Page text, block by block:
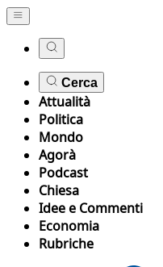
Cerca
Attualità
Politica
Mondo
Agorà
Podcast
Chiesa
Idee e Commenti
Economia
Rubriche